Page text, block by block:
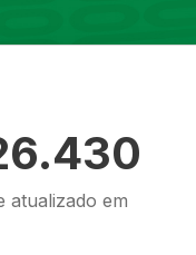
atualizado em